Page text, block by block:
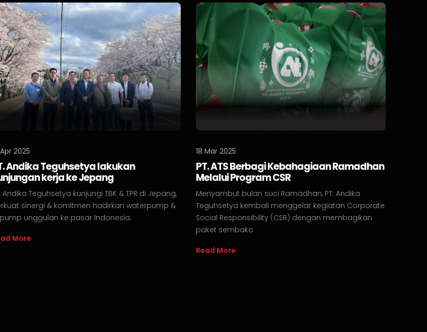
2025
Andika Teguhsetya lakukan
kerja ke Jepang
Andika Teguhsetya kunjungi TBK & TPR di Jepang,
sinergi & komitmen hadirkan waterpump &
unggulan ke pasar Indonesia.
More
18 Mar 2025
PT. ATS Berbagi Kebahagiaan Ramadhan
Melalui Program CSR
Menyambut bulan suci Ramadhan, PT. Andika
Teguhsetya kembali menggelar kegiatan Corporate
Social Responsibility (CSR) dengan membagikan
paket sembako
Read More